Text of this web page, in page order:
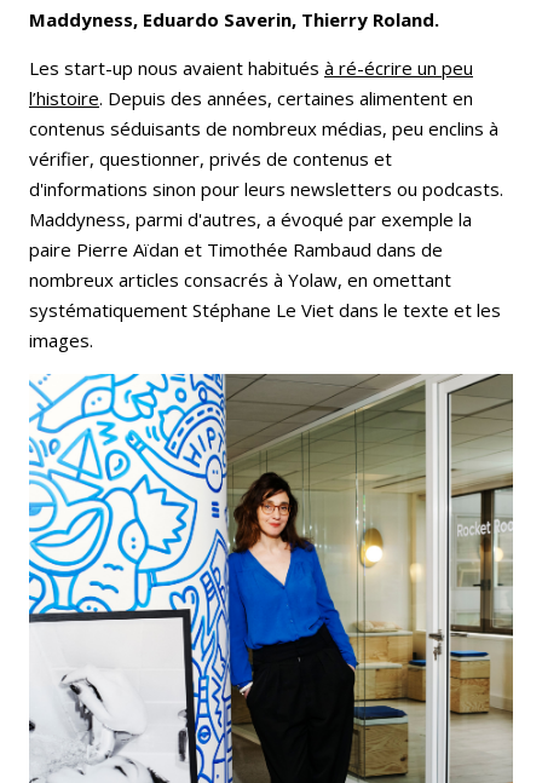
Maddyness, Eduardo Saverin, Thierry Roland.
Les start-up nous avaient habitués à ré-écrire un peu
l’histoire. Depuis des années, certaines alimentent en
contenus séduisants de nombreux médias, peu enclins à
vérifier, questionner, privés de contenus et
d'informations sinon pour leurs newsletters ou podcasts.
Maddyness, parmi d'autres, a évoqué par exemple la
paire Pierre Aïdan et Timothée Rambaud dans de
nombreux articles consacrés à Yolaw, en omettant
systématiquement Stéphane Le Viet dans le texte et les
images.